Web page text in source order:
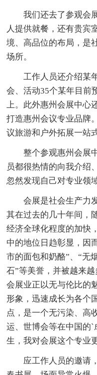
我们还去了参观会展
人提供就餐，还有贵宾
境、高品位的布局，是
场所。
工作人员还介绍某年
会、活动35个某年目前
上。此外惠州会展中心
打造惠州会议专业品牌
议旅游和户外拓展一站
整个参观惠州会展中
员都很热情的向我介绍
忽然发现自己对专业领
会展是社会生产力发
其在过去的几十年间，
经济全球化程度的加快
中的地位日趋彰显，因
市的面包和奶酪”、“无
石”等美誉，并被越来
会展业正以无与伦比的
形象，迅速成长为各个
点，是一个无污染、高
运、世博会等在中国的
生，我对会展这个专业
应工作人员的邀请，